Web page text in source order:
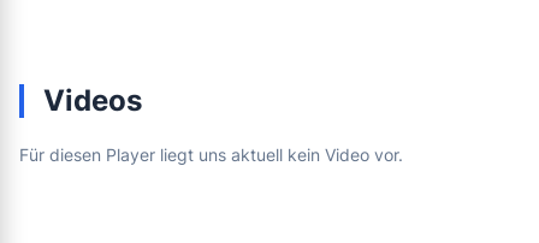
Videos
Für diesen Player liegt uns aktuell kein Video vor.